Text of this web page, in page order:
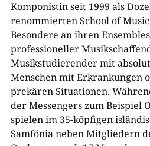
Komponistin seit 1999 als
renommierten School of
Besondere an ihren
professioneller
Musikstudierender mit
Menschen mit Erkrankungen
prekären Situationen.
der Messengers zum Beispiel
spielen im 35-köpfigen
Samfónia neben Mitgliedern